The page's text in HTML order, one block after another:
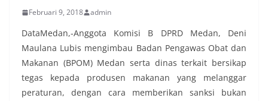
Februari 9, 2018 admin
DataMedan,-Anggota Komisi B DPRD Medan, Deni
Maulana Lubis mengimbau Badan Pengawas Obat dan
Makanan (BPOM) Medan serta dinas terkait bersikap
tegas kepada produsen makanan yang melanggar
peraturan, dengan cara memberikan sanksi bukan